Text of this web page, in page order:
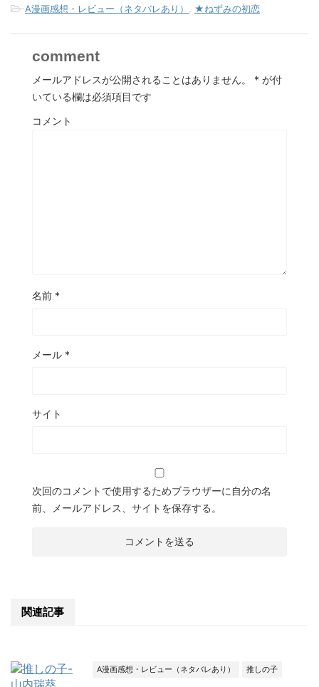
-A漫画感想・レビュー（ネタバレあり） ★ねずみの初恋
comment
メールアドレスが公開されることはありません。 * が付
いている欄は必須項目です
コメント
名前 *
メール *
サイト
次回のコメントで使用するためブラウザーに自分の名
前、メールアドレス、サイトを保存する。
関連記事
A漫画感想・レビュー（ネタバレあり） 推しの子